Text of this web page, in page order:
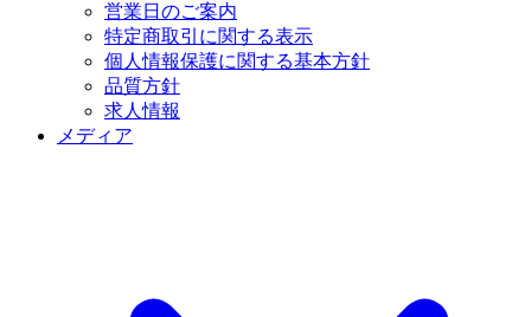
営業日のご案内
特定商取引に関する表示
個人情報保護に関する基本方針
品質方針
求人情報
メディア